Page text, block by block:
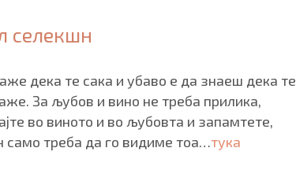
селекшн
дека те сака и убаво е да знаеш дека те
За љубов и вино не треба прилика,
во виното и во љубовта и запамтете,
треба да го видиме тоа…тука